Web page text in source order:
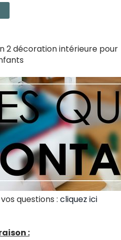
2 décoration intérieure pour
questions : cliquez ici
: